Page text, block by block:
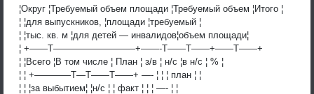
¦Округ ¦Требуемый объем площади ¦Требуемый объем ¦Итого ¦
¦ ¦для выпускников, ¦площади ¦требуемый ¦
¦ ¦тыс. кв. м ¦для детей — инвалидов¦объем площади¦
¦ +——T—————————+——-T——T——+——T——+
¦ ¦Всего ¦В том числе ¦ План ¦ з/в ¦ н/с ¦в н/с ¦ % ¦
¦ ¦ +————T—T——T——+ —- ¦ ¦ ¦ план ¦ ¦
¦ ¦ ¦за выбытием¦ ¦н/с ¦ ¦ факт ¦ ¦ ¦ —- ¦ ¦